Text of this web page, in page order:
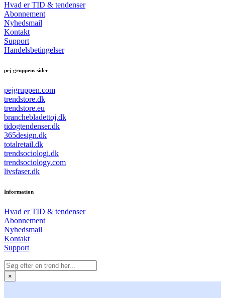
Hvad er TID & tendenser
Abonnement
Nyhedsmail
Kontakt
Support
Handelsbetingelser
pej gruppens sider
pejgruppen.com
trendstore.dk
trendstore.eu
branchebladettoj.dk
tidogtendenser.dk
365design.dk
totalretail.dk
trendsociologi.dk
trendsociology.com
livsfaser.dk
Information
Hvad er TID & tendenser
Abonnement
Nyhedsmail
Kontakt
Support
×